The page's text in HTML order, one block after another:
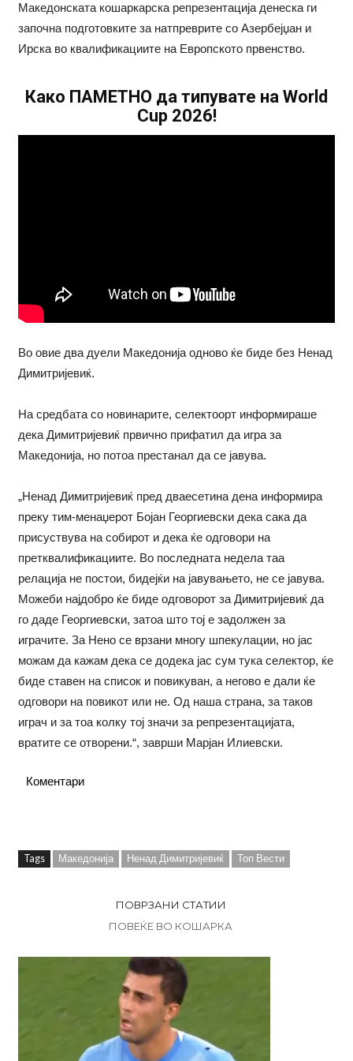
Maкедонската кошаркарска репрезентација денеска ги
започна подготовките за натпреврите со Азербејџан и
Ирска во квалификациите на Европското првенство.
Како ПАМЕТНО да типувате на World
Cup 2026!
Во овие два дуели Македонија одново ќе биде без Ненад
Димитријевиќ.
На средбата со новинарите, селектоорт информираше
дека Димитријевиќ првично прифатил да игра за
Македонија, но потоа престанал да се јавува.
„Ненад Димитријевиќ пред дваесетина дена информира
преку тим-менаџерот Бојан Георгиевски дека сака да
присуствува на собирот и дека ќе одговори на
претквалификациите. Во последната недела таа
релација не постои, бидејќи на јавувањето, не се јавува.
Можеби најдобро ќе биде одговорот за Димитријевиќ да
го даде Георгиевски, затоа што тој е задолжен за
играчите. За Нено се врзани многу шпекулации, но јас
можам да кажам дека се додека јас сум тука селектор, ќе
биде ставен на список и повикуван, а негово е дали ќе
одговори на повикот или не. Од наша страна, за таков
играч и за тоа колку тој значи за репрезентацијата,
вратите се отворени.“, заврши Марјан Илиевски.
Коментари
Tags Македонија Ненад Димитријевиќ Топ Вести
ПОВРЗАНИ СТАТИИ
ПОВЕЌЕ ВО КОШАРКА